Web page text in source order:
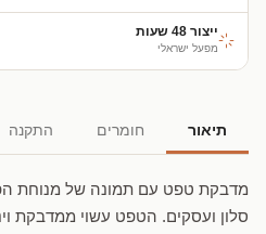
ייצור 48 שעות
מפעל ישראלי
תיאור חומרים התקנה
מדבקת טפט עם תמונה של מנוחת
סלון ועסקים. הטפט עשוי ממדבקת